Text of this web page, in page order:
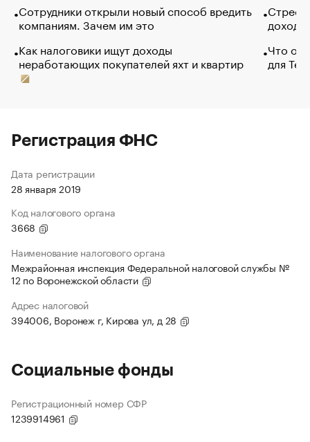
Сотрудники открыли новый способ вредить
компаниям. Зачем им это
Как налоговики ищут доходы
неработающих покупателей яхт и квартир
Что
для
Регистрация ФНС
Дата регистрации
28 января 2019
Код налогового органа
3668
Наименование налогового органа
Межрайонная инспекция Федеральной налоговой службы №
12 по Воронежской области
Адрес налоговой
394006, Воронеж г, Кирова ул, д 28
Социальные фонды
Регистрационный номер СФР
1239914961